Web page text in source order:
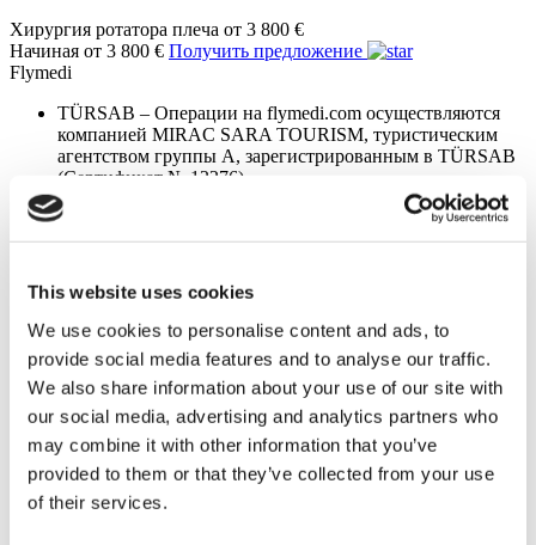
This website uses cookies
We use cookies to personalise content and ads, to
provide social media features and to analyse our traffic.
We also share information about your use of our site with
our social media, advertising and analytics partners who
may combine it with other information that you’ve
provided to them or that they’ve collected from your use
of their services.
Хирургия ротатора плеча от 3 800 €
Начиная от 3 800 € Получить предложение
Flymedi
TÜRSAB – Операции на flymedi.com осуществляются
компанией MIRAC SARA TOURISM, туристическим
агентством группы A, зарегистрированным в TÜRSAB
(Сертификат № 12276).
Все процедуры проводятся в сертифицированном
медицинском учреждении, специализирующемся на
медицинском туризме.
как это работает?
Pre-Op Guide
Авторы & рецензенты
Flymedi Программа рекомендаций
Plany Platezhey
Карьера
FAQ
Блог
Политика Конфиденциальности